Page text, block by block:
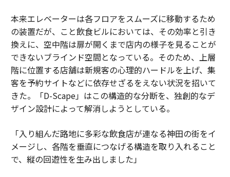
本来エレベーターは各フロアをスムーズに移動するため
の装置だが、こと飲食ビルにおいては、その効率と引き
換えに、空中階は扉が開くまで店内の様子を見ることが
できないブラインド空間となっている。そのため、上層
階に位置する店舗は新規客の心理的ハードルを上げ、集
客を予約サイトなどに依存せざるをえない状況を招いて
きた。「D-Scape」はこの構造的な分断を、独創的なデ
ザイン設計によって解消しようとしている。
「入り組んだ路地に多彩な飲食店が連なる神田の街をイ
メージし、各階を垂直につなげる構造を取り入れること
で、縦の回遊性を生み出しました」